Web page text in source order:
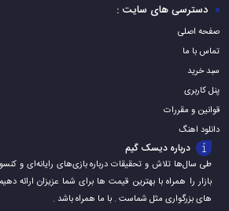
دسترسی های سایت :
صفحه اصلی
تماس با ما
سبد خرید
پنل کاربری
قوانین و مقررات
دانلود اهنگ
درباره دیسک گیم
طی سال‌ها تلاش و تحقیقات درباره بازی‌های رایانه‌ای و
بازار را همراه با بهترین قیمت ها برای شما عزیزان
های بزرگواری مثل شماست . با ما همراه باشد .